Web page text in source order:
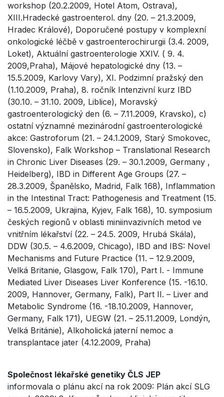
workshop (20.2.2009, Hotel Atom, Ostrava),
XIII.Hradecké gastroenterol. dny (20. – 21.3.2009,
Hradec Králové), Doporučené postupy v komplexní
onkologické léčbě v gastroenterochirurgii (3.4. 2009,
Loket), Aktuální gastroenterologie XXIV. ( 9. 4.
2009,Praha), Májové hepatologické dny (13. –
15.5.2009, Karlovy Vary), XI. Podzimní pražský den
(1.10.2009, Praha), 8. ročník Intenzivní kurz IBD
(30.10. – 31.10. 2009, Liblice), Moravský
gastroenterologický den (6. – 7.11.2009, Kravsko), c)
ostatní významné mezinárodní gastroenterologické
akce: Gastroforum (21. – 24.1.2009, Starý Smokovec,
Slovensko), Falk Workshop – Translational Research
in Chronic Liver Diseases (29. – 30.1.2009, Germany ,
Heidelberg), IBD in Different Age Groups (27. –
28.3.2009, Španělsko, Madrid, Falk 168), Inflammation
in the Intestinal Tract: Pathogenesis and Treatment (15.
– 16.5.2009, Ukrajina, Kyjev, Falk 168), 10. symposium
českých regionů v oblasti miniinvazivních metod ve
vnitřním lékařství (22. – 24.5. 2009, Hrubá Skála),
DDW (30.5. – 4.6.2009, Chicago), IBD and IBS: Novel
Mechanisms and Future Practice (11. – 12.9.2009,
Velká Britanie, Glasgow, Falk 170), Part I. - Immune
Mediated Liver Diseases Liver Konference (15. -16.10.
2009, Hannover, Germany, Falk), Part II. – Liver and
Metabolic Syndrome (16. -18.10.2009, Hannover,
Germany, Falk 171), UEGW (21. – 25.11.2009, Londýn,
Velká Británie), Alkoholická jaterní nemoc a
transplantace jater (4.12.2009, Praha)
Společnost lékařské genetiky ČLS JEP
informovala o plánu akcí na rok 2009: Plán akcí SLG